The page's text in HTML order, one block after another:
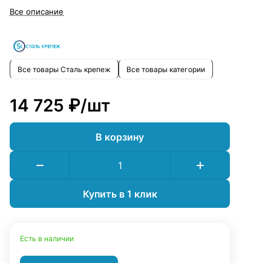
Все описание
Все товары Сталь крепеж Все товары категории
14 725 ₽/шт
В корзину
Купить в 1 клик
Есть в наличии